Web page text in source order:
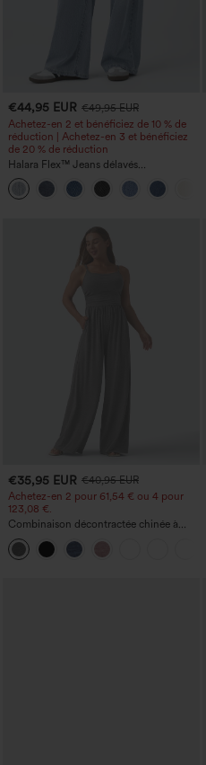
€44,95 EUR €49,95 EUR
Achetez-en 2 et bénéficiez de 10 % de
réduction | Achetez-en 3 et bénéficiez
de 20 % de réduction
Halara Flex™ Jeans délavés
décontractés, coupe baggy à jambe
large, taille basse asymétrique, poches
zippées
€35,95 EUR €40,95 EUR
Achetez-en 2 pour 61,54 € ou 4 pour
123,08 €.
Combinaison décontractée chinée à
bretelles réglables, fronces et jambes
larges, avec poches — facile comme
tout